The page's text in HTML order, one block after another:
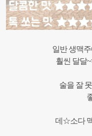
일반 생맥
훨씬 달달
술을 잘
데☆소다